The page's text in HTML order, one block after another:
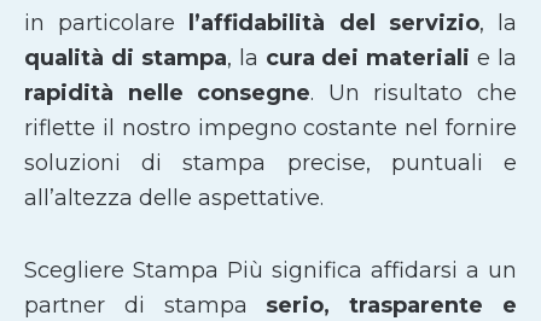
in particolare
l’affidabilità del servizio, la
qualità di stampa, la cura dei materiali e la
rapidità nelle consegne. Un risultato che
riflette il nostro impegno costante nel fornire
soluzioni di stampa precise, puntuali e
all’altezza delle aspettative.
Scegliere Stampa Più significa affidarsi a un
partner di stampa serio, trasparente e